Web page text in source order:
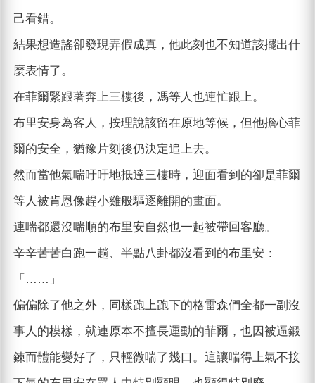
己看錯。
結果想造謠卻發現弄假成真，他此刻也不知道該擺出什
麼表情了。
在菲爾緊跟著奔上三樓後，馮等人也連忙跟上。
布里安身為客人，按理說該留在原地等候，但他擔心菲
爾的安全，猶豫片刻後仍決定追上去。
然而當他氣喘吁吁地抵達三樓時，迎面看到的卻是菲爾
等人被肯恩像趕小雞般驅逐離開的畫面。
連喘都還沒喘順的布里安自然也一起被帶回客廳。
辛辛苦苦白跑一趟、半點八卦都沒看到的布里安：
「……」
偏偏除了他之外，同樣跑上跑下的格雷森們全都一副沒
事人的模樣，就連原本不擅長運動的菲爾，也因被逼鍛
鍊而體能變好了，只輕微喘了幾口。這讓喘得上氣不接